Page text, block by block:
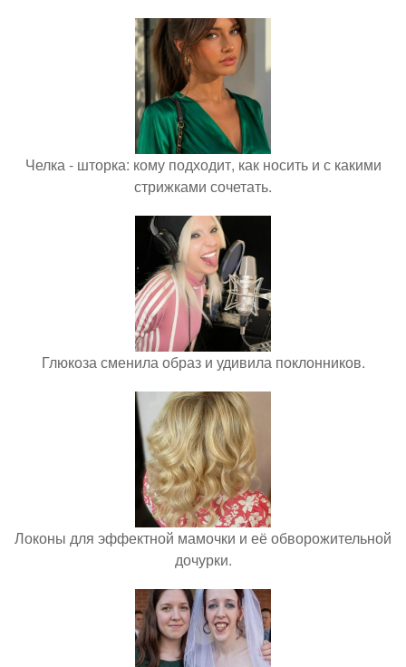
Челка - шторка: кому подходит, как носить и с какими
стрижками сочетать.
Глюкоза сменила образ и удивила поклонников.
Локоны для эффектной мамочки и её обворожительной
дочурки.